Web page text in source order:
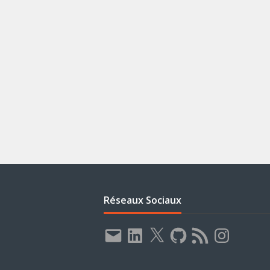
Réseaux Sociaux
E-
mail
LinkedIn
X GitHubFlux
RSS
Instagram